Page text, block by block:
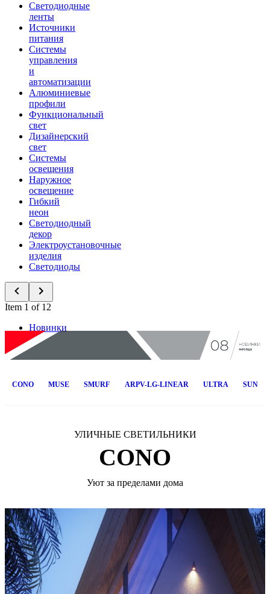
Светодиодные
ленты
Источники
питания
Системы
управления
и
автоматизации
Алюминиевые
профили
Функциональный
свет
Дизайнерский
свет
Системы
освещения
Наружное
освещение
Гибкий
неон
Светодиодный
декор
Электроустановочные
изделия
Светодиоды
Item 1 of 12
Новинки
CONO MUSE SMURF ARPV-LG-LINEAR ULTRA SUN
УЛИЧНЫЕ СВЕТИЛЬНИКИ
CONO
Уют за пределами дома